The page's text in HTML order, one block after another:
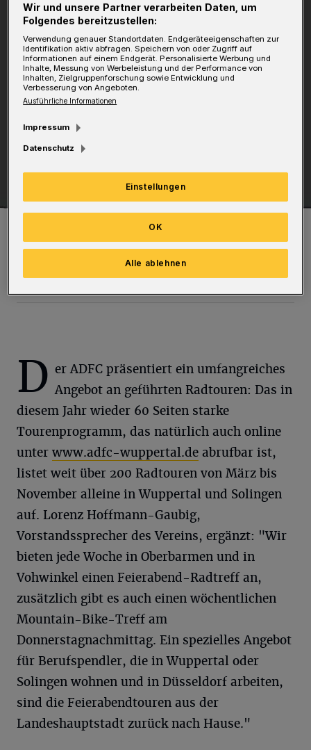
Eine kleine Auswahl der aktuellen ADFC-Touren: Zur
Obstbaumblüte durch das Tal der Wupper, Türme in Wuppertal,
Talsperren-Touren, Angerbachtal, Fototouren über die
Foto: ADFC
D er ADFC präsentiert ein umfangreiches
Angebot an geführten Radtouren: Das in
diesem Jahr wieder 60 Seiten starke
Tourenprogramm, das natürlich auch online
unter www.adfc-wuppertal.de abrufbar ist,
listet weit über 200 Radtouren von März bis
November alleine in Wuppertal und Solingen
auf. Lorenz Hoffmann-Gaubig,
Vorstandssprecher des Vereins, ergänzt: "Wir
bieten jede Woche in Oberbarmen und in
Vohwinkel einen Feierabend-Radtreff an,
zusätzlich gibt es auch einen wöchentlichen
Mountain-Bike-Treff am
Donnerstagnachmittag. Ein spezielles Angebot
für Berufspendler, die in Wuppertal oder
Solingen wohnen und in Düsseldorf arbeiten,
sind die Feierabendtouren aus der
Landeshauptstadt zurück nach Hause."
Wir und unsere Partner verarbeiten Daten, um
Folgendes bereitzustellen:
Verwendung genauer Standortdaten. Endgeräteeigenschaften zur
Identifikation aktiv abfragen. Speichern von oder Zugriff auf
Informationen auf einem Endgerät. Personalisierte Werbung und
Inhalte, Messung von Werbeleistung und der Performance von
Inhalten, Zielgruppenforschung sowie Entwicklung und
Verbesserung von Angeboten.
Ausführliche Informationen
Impressum
Datenschutz
Einstellungen
Alle ablehnen
OK